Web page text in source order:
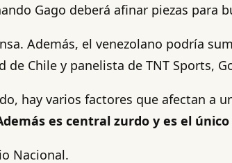
Gago deberá afinar piezas para
Además, el venezolano podría
Chile y panelista de TNT Sports,
hay varios factores que afectan a
es central zurdo y es el
Nacional.